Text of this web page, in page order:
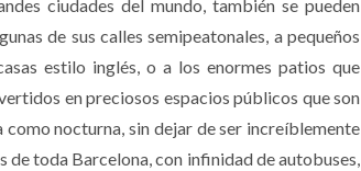
ciudades del mundo, también se pueden
de sus calles semipeatonales, a pequeños
estilo inglés, o a los enormes patios que
en preciosos espacios públicos que son
nocturna, sin dejar de ser increíblemente
de toda Barcelona, con infinidad de autobuses,